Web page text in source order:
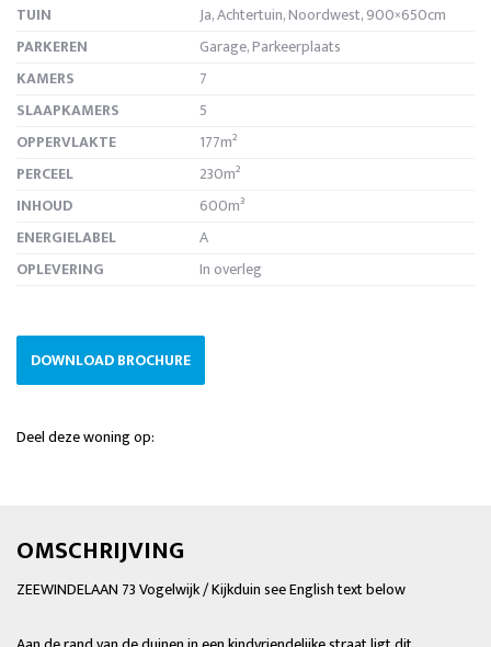
TUIN
Ja, Achtertuin, Noordwest, 900×650cm
PARKEREN
Garage, Parkeerplaats
KAMERS
7
SLAAPKAMERS
5
OPPERVLAKTE
177m²
PERCEEL
230m²
INHOUD
600m³
ENERGIELABEL
A
OPLEVERING
In overleg
DOWNLOAD BROCHURE
Deel deze woning op:
OMSCHRIJVING
ZEEWINDELAAN 73 Vogelwijk / Kijkduin see English text below